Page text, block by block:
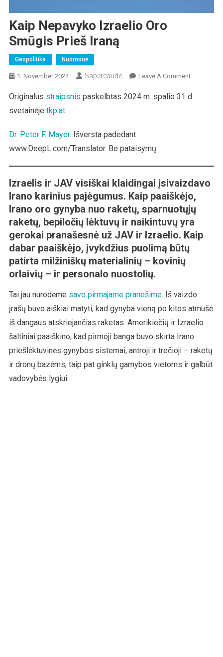
Kaip Nepavyko Izraelio Oro
Smūgis Prieš Iraną
Geopolitika Nuomonė
1. November 2024 Sapereaude Leave A CommentOn
Nepavyko
Originalus straipsnis paskelbtas 2024 m. spalio 31 d.
svetainėje tkp.at.
Dr. Peter F. Mayer. Išversta padedant
www.DeepL.com/Translator. Be pataisymų.
Izraelis ir JAV visiškai klaidingai įsivaizdavo
Irano karinius pajėgumus. Kaip paaiškėjo,
Irano oro gynyba nuo raketų, sparnuotųjų
raketų, bepiločių lėktuvų ir naikintuvų yra
gerokai pranašesnė už JAV ir Izraelio. Kaip
dabar paaiškėjo, įvykdžius puolimą būtų
patirta milžiniškų materialinių – kovinių
orlaivių – ir personalo nuostolių.
Tai jau nurodėme savo pirmajame pranešime. Iš vaizdo
įrašų buvo aiškiai matyti, kad gynyba vieną po kitos atmušė
iš dangaus atskriejančias raketas. Amerikiečių ir Izraelio
šaltiniai paaiškino, kad pirmoji banga buvo skirta Irano
priešlėktuvinės gynybos sistemai, antroji ir trečioji – raketų
ir dronų bazėms, taip pat ginklų gamybos vietoms ir galbūt
vadovybės lygiui.